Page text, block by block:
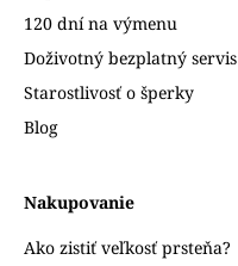
120 dní na výmenu
Doživotný bezplatný servis
Starostlivosť o šperky
Blog
Nakupovanie
Ako zistiť veľkosť prsteňa?